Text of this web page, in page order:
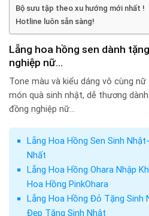
Bộ sưu tập theo xu hướng mới nhất !
Hotline luôn sẵn sàng!
Lẵng hoa hồng sen dành
nghiệp nữ…
Tone màu và kiểu dáng vô cùng
món quà sinh nhật, dễ thương
đồng nghiệp nữ…
Lẵng Hoa Hồng Sen Sinh
Nhất
Lẵng Hoa Hồng Ohara Nhập
Hoa Hồng PinkOhara
Lẵng Hoa Hồng Đỏ Tặng Sinh
Đẹp Tặng Sinh Nhật